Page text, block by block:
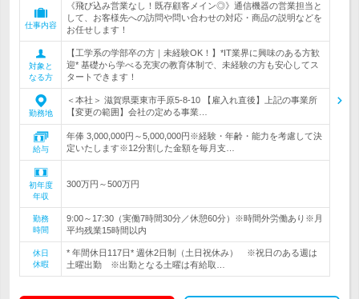
仕事内容
《飛び込み営業なし！既存顧客メイン◎》通信機器の営業担当と
して、お客様先への訪問や問い合わせの対応・商品の説明などを
お任せします！
対象と
なる方
【工学系の学部卒の方｜未経験OK！】*IT業界に興味のある方歓
迎* 基礎から学べる充実の教育体制で、未経験の方も安心してス
タートできます！
勤務地
＜本社＞ 滋賀県栗東市手原5-8-10 【雇入れ直後】上記の事業所
【変更の範囲】会社の定める事業…
給与
年俸 3,000,000円～5,000,000円※経験・年齢・能力を考慮して決
定いたします※12分割した金額を毎月支…
初年度
年収
300万円～500万円
勤務
時間
9:00～17:30（実働7時間30分／休憩60分）※時間外労働あり※月
平均残業15時間以内
休日
休暇
* 年間休日117日* 週休2日制（土日祝休み） ※祝日のある週は
土曜出勤 ※出勤となる土曜は有給取…